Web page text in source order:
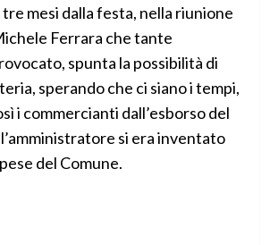
mesi dalla festa, nella riunione
Ferrara che tante
spunta la possibilità di
sperando che ci siano i tempi,
i commercianti dall’esborso del
si era inventato
del Comune.